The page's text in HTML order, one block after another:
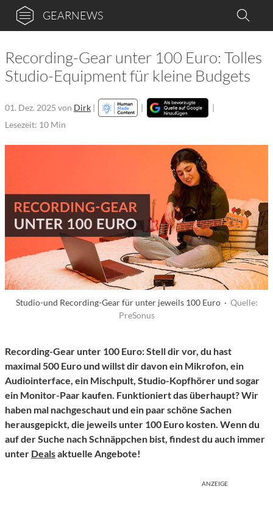
GEARNEWS
Recording-Gear unter 100 Euro: Tolles
Studio-Equipment für kleine Budgets
01. Dez. 2025 von Dirk | |
|
Lesezeit: 10 Min
Studio-und Recording-Gear für unter jeweils 100 Euro · Quelle:
PreSonus
Recording-Gear unter 100 Euro: Stell dir vor, du hast
maximal 500 Euro und willst dir davon ein Mikrofon, ein
Audiointerface, ein Mischpult, Studio-Kopfhörer und sogar
ein Monitor-Paar kaufen. Funktioniert das überhaupt? Wir
haben mal nachgeschaut und ein paar schöne Sachen
herausgepickt, die jeweils unter 100 Euro kosten. Wenn du
auf der Suche nach Schnäppchen bist, findest du auch immer
unter Dealsaktuelle Angebote!
ANZEIGE